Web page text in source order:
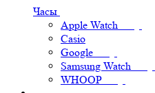
Часы
Apple Watch
Casio
Google
Samsung Watch
WHOOP